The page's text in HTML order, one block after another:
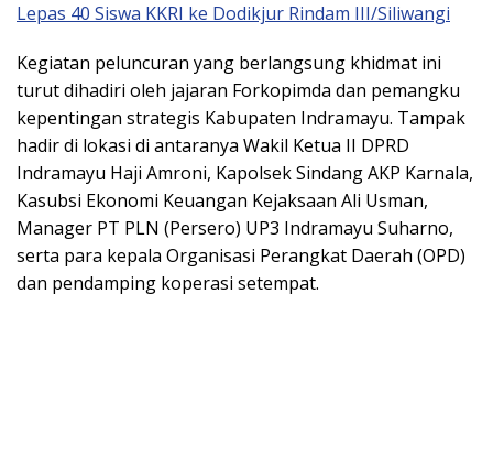
Lepas 40 Siswa KKRI ke Dodikjur Rindam III/Siliwangi
​Kegiatan peluncuran yang berlangsung khidmat ini
turut dihadiri oleh jajaran Forkopimda dan pemangku
kepentingan strategis Kabupaten Indramayu. Tampak
hadir di lokasi di antaranya Wakil Ketua II DPRD
Indramayu Haji Amroni, Kapolsek Sindang AKP Karnala,
Kasubsi Ekonomi Keuangan Kejaksaan Ali Usman,
Manager PT PLN (Persero) UP3 Indramayu Suharno,
serta para kepala Organisasi Perangkat Daerah (OPD)
dan pendamping koperasi setempat.